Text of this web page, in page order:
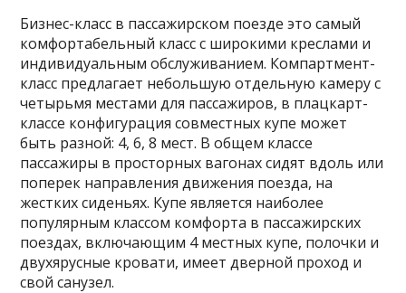
Бизнес-класс в пассажирском поезде это самый
комфортабельный класс с широкими креслами и
индивидуальным обслуживанием. Компартмент-
класс предлагает небольшую отдельную камеру с
четырьмя местами для пассажиров, в плацкарт-
классе конфигурация совместных купе может
быть разной: 4, 6, 8 мест. В общем классе
пассажиры в просторных вагонах сидят вдоль или
поперек направления движения поезда, на
жестких сиденьях. Купе является наиболее
популярным классом комфорта в пассажирских
поездах, включающим 4 местных купе, полочки и
двухярусные кровати, имеет дверной проход и
свой санузел.